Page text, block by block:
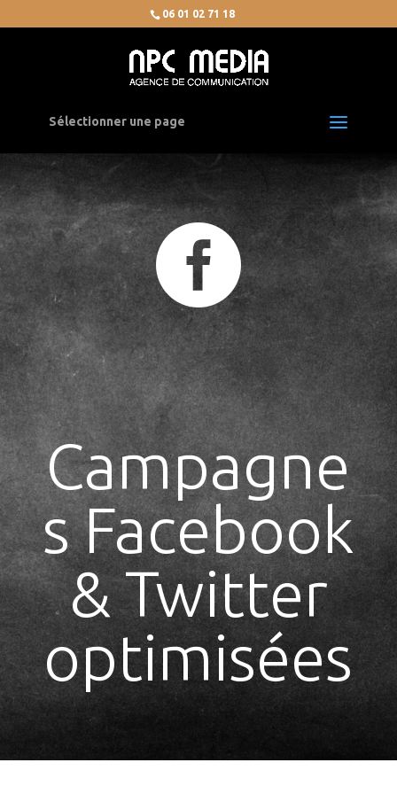
06 01 02 71 18
Sélectionner une page

Campagne
s Facebook
& Twitter
optimisées